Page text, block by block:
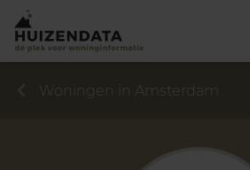
Woningen in Amsterdam